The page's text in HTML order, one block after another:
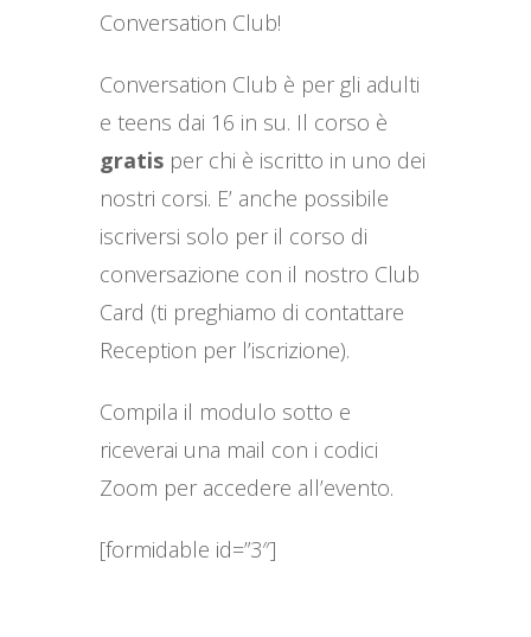
Conversation Club!
Conversation Club è per gli adulti
e teens dai 16 in su. Il corso è
gratis per chi è iscritto in uno dei
nostri corsi. E’ anche possibile
iscriversi solo per il corso di
conversazione con il nostro Club
Card (ti preghiamo di contattare
Reception per l’iscrizione).
Compila il modulo sotto e
riceverai una mail con i codici
Zoom per accedere all’evento.
[formidable id=”3″]